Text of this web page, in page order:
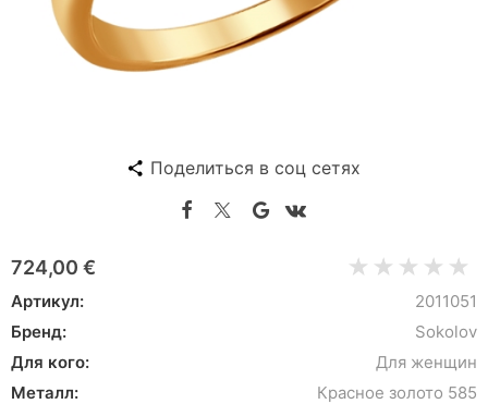
Поделиться в соц сетях
724,00 €
Артикул:
2011051
Бренд:
Sokolov
Для кого:
Для женщин
Металл:
Красное золото 585